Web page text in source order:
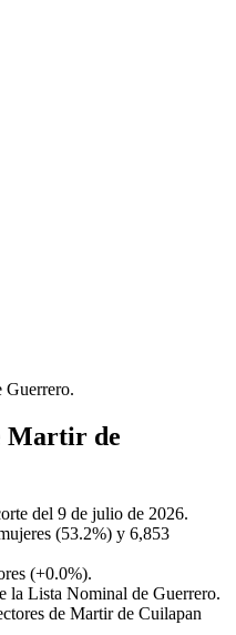
Guerrero.
Martir de
del 9 de julio de 2026.
(53.2%) y 6,853
(+0.0%).
la Lista Nominal de Guerrero.
de Martir de Cuilapan